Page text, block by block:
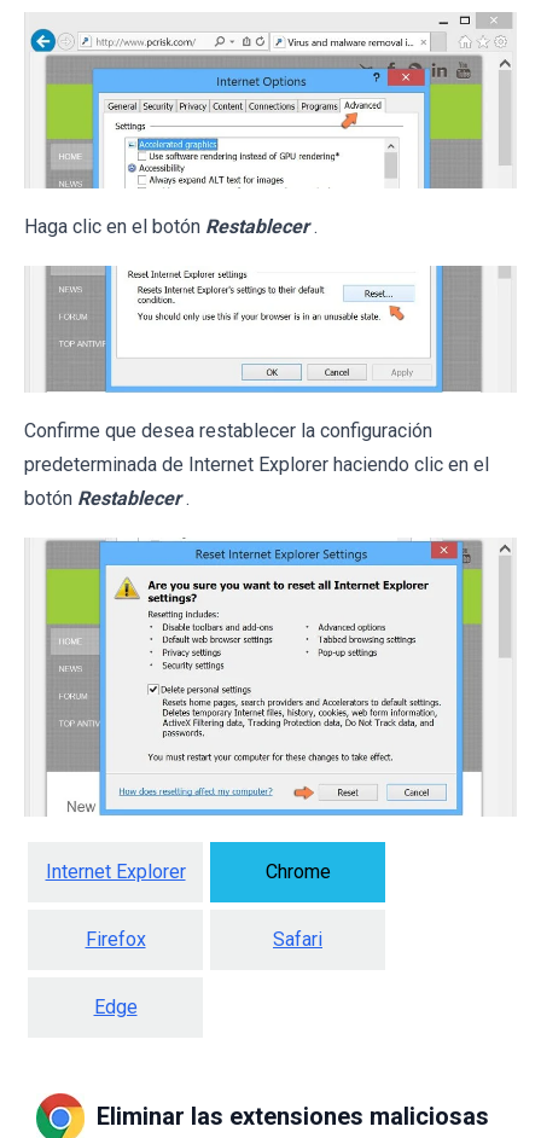
Haga clic en el botón Restablecer .
Confirme que desea restablecer la configuración
predeterminada de Internet Explorer haciendo clic en el
botón Restablecer .
Internet Explorer Chrome
Firefox Safari
Edge
Eliminar las extensiones maliciosas